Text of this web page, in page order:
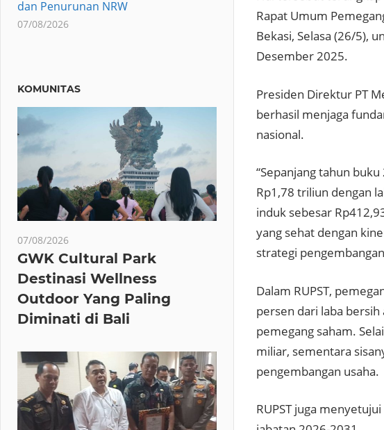
Rapat Umum
Bekasi, Selasa (26/5),
Desember 2025.
Presiden Direktur PT
berhasil menjaga
nasional.
“Sepanjang tahun
Rp1,78 triliun dengan
induk sebesar
yang sehat dengan
strategi
Dalam RUPST,
persen dari laba
pemegang saham.
miliar, sementara
pengembangan usaha.
RUPST juga
dan Penurunan NRW
07/08/2026
KOMUNITAS
07/08/2026
GWK Cultural Park
Destinasi Wellness
Outdoor Yang Paling
Diminati di Bali